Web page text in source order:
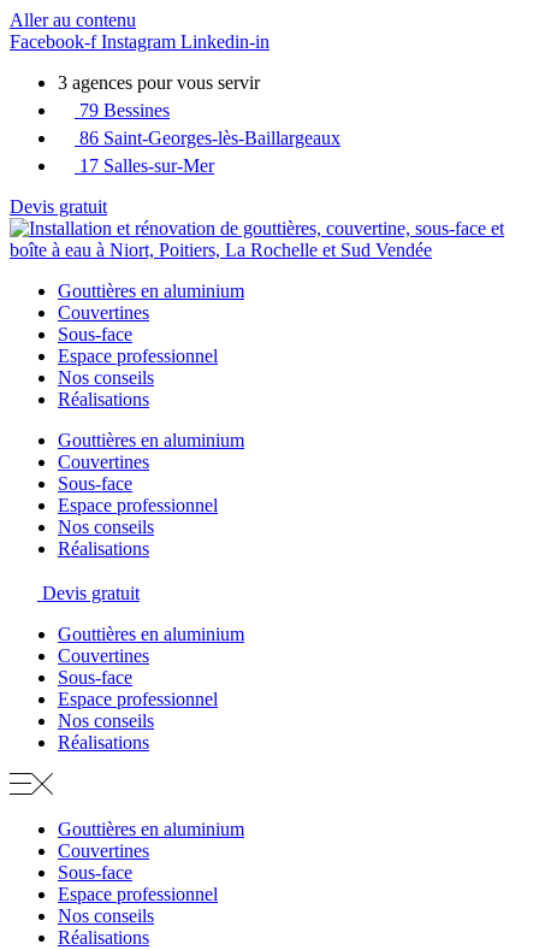
Aller au contenu
Facebook-f Instagram Linkedin-in
3 agences pour vous servir
79 Bessines
86 Saint-Georges-lès-Baillargeaux
17 Salles-sur-Mer
Devis gratuit
Gouttières en aluminium
Couvertines
Sous-face
Espace professionnel
Nos conseils
Réalisations
Gouttières en aluminium
Couvertines
Sous-face
Espace professionnel
Nos conseils
Réalisations
Devis gratuit
Gouttières en aluminium
Couvertines
Sous-face
Espace professionnel
Nos conseils
Réalisations
Gouttières en aluminium
Couvertines
Sous-face
Espace professionnel
Nos conseils
Réalisations